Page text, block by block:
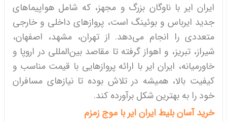
ایران ایر با ناوگان بزرگ و مجهز، که شامل هواپیماهای
جدید ایرباس و بوئینگ است، پروازهای داخلی و خارجی
متعددی را انجام می‌دهد. از تهران، مشهد، اصفهان،
شیراز، تبریز، و اهواز گرفته تا مقاصد بین‌المللی در اروپا و
خاورمیانه، ایران ایر با ارائه پروازهایی با قیمت مناسب و
کیفیت بالا، همیشه در تلاش بوده تا نیازهای مسافران
خود را به بهترین شکل برآورده کند.
خرید آسان بلیط ایران ایر با موج زمزم